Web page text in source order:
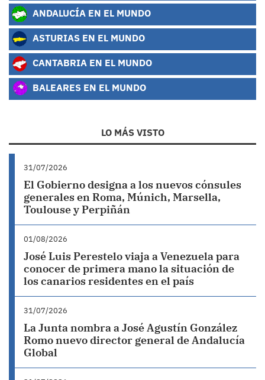
ANDALUCÍA EN EL MUNDO
ASTURIAS EN EL MUNDO
CANTABRIA EN EL MUNDO
BALEARES EN EL MUNDO
LO MÁS VISTO
31/07/2026
El Gobierno designa a los nuevos cónsules
generales en Roma, Múnich, Marsella,
Toulouse y Perpiñán
01/08/2026
José Luis Perestelo viaja a Venezuela para
conocer de primera mano la situación de
los canarios residentes en el país
31/07/2026
La Junta nombra a José Agustín González
Romo nuevo director general de Andalucía
Global